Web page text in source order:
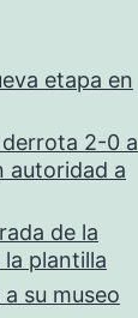
etapa en
2-0 a
autoridad a
de la
plantilla
su museo